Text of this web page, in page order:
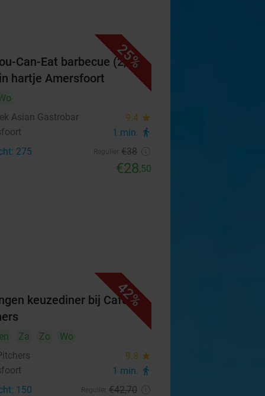
25%
Can-Eat barbecue (2,5
hartje Amersfoort
Asian Gastrobar
9.4 star
1 min. directions_walk
275 €38
€28,50
42%
keuzediner bij Café
Za Zo
Wo
9.8 star
1 min. directions_walk
150 €42,70